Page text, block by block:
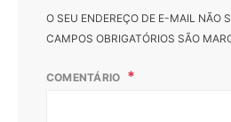
O SEU ENDEREÇO DE E-MAIL NÃO
CAMPOS OBRIGATÓRIOS SÃO
COMENTÁRIO